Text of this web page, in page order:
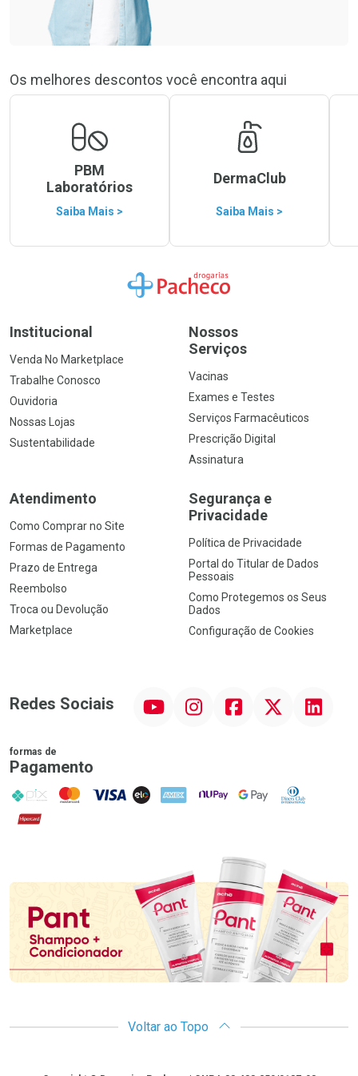
Os melhores descontos você encontra aqui
PBM
Laboratórios
Saiba Mais >
DermaClub
Saiba Mais >
Ir para a Home
Institucional
Venda No Marketplace
Trabalhe Conosco
Ouvidoria
Nossas Lojas
Sustentabilidade
Nossos
Serviços
Vacinas
Exames e Testes
Serviços Farmacêuticos
Prescrição Digital
Assinatura
Atendimento
Como Comprar no Site
Formas de Pagamento
Prazo de Entrega
Reembolso
Troca ou Devolução
Marketplace
Segurança e
Privacidade
Política de Privacidade
Portal do Titular de Dados
Pessoais
Como Protegemos os Seus
Dados
Configuração de Cookies
Redes Sociais InstagramFacebookTwitter Linkedin
formas de
Pagamento
PIX MasterCard
VISA ELO AMEX NuPay Google PayDiners Club
Hipercard
Voltar ao Topo